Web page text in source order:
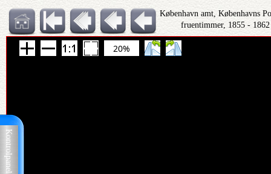
Kontrolpanel
København amt, Københavns
fruentimmer, 1855 -
20%